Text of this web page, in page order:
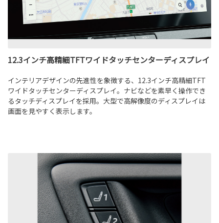
12.3インチ高精細TFTワイドタッチセンターディスプレイ
インテリアデザインの先進性を象徴する、12.3インチ高精細TFT
ワイドタッチセンターディスプレイ。ナビなどを素早く操作でき
るタッチディスプレイを採用。大型で高解像度のディスプレイは
画面を見やすく表示します。